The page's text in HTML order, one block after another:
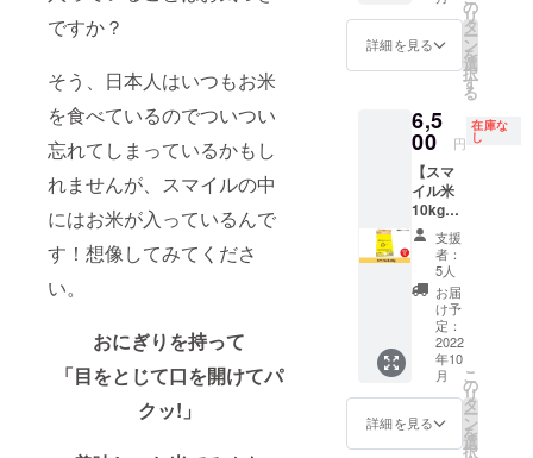
ですか？
そう、日本人はいつもお米
を食べているのでついつい
忘れてしまっているかもし
れませんが、スマイルの中
にはお米が入っているんで
す！想像してみてくださ
い。
おにぎりを持って
「目をとじて口を開けてパ
クッ!」
みのお
す。 ※
発送時
2022年
10月の
予定で
す。 名
称：精
米 原料
玄米：
単一原
料米 産
地： 栃
木県 品
種：コ
シヒカ
リ
年
産：
2021年
産 内容
ンは現
中で
す。 ※5
す。 ※
送料込
みのお
値段で
す。 ※
発送時
期は
2022年
10月の
予定で
す。 名
称：精
米 原料
玄米：
単一原
地： 栃
木県 品
とがず
水洗い
する程
届けす
るもの
１）ス
マイル
米 5kg
（コシ
ヒカ
リ）：
栃木県
産(単一
原料米)
２）発
起人 福
田幸恵
からの
お手紙
３）オ
からお
選びい
ただけ
取り除
いた一
般的な
白米で
す。 上
白：標
準より
ヌカを
多めに
削った
白いお
米で
す。 無
洗米：
とがず
水洗い
する程
事に
ハッ
ピース
精米の
状態を
標準・
上白・
無洗米
の3種類
からお
選びい
ただけ
ます。
標準：
ヌカを
取り除
いた一
般的な
白米で
す。 上
れ。一
人暮ら
しでも
家族と
も満足
な、10
㎏をお
届
け！！
思わず
笑顔に
なっ
ちゃう
ような
美味し
いお米
で、毎
日の食
事に
ハッ
ピース
詳細を見る
の
リ
タ
ー
ン
を
選
択
す
る
6,5
00 円
在庫な
し
【スマ
イル米
10kg
（コシ
ヒカ
リ）】
迷った
らこ
れ。一
人暮ら
しでも
家族と
一緒で
も満足
な、10
支援
者：
5人
お届
け予
定：
2022
年10
月
詳細を見る
こ
の
リ
タ
ー
ン
を
選
択